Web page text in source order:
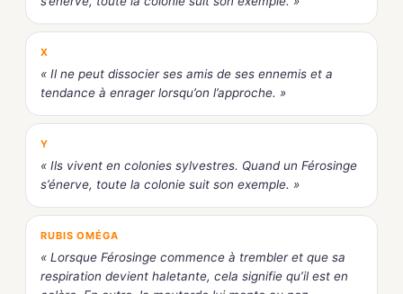
X
« Il ne peut dissocier ses amis de ses ennemis et a
tendance à enrager lorsqu’on l’approche. »
Y
« Ils vivent en colonies sylvestres. Quand un Férosinge
s’énerve, toute la colonie suit son exemple. »
RUBIS OMÉGA
« Lorsque Férosinge commence à trembler et que sa
respiration devient haletante, cela signifie qu’il est en